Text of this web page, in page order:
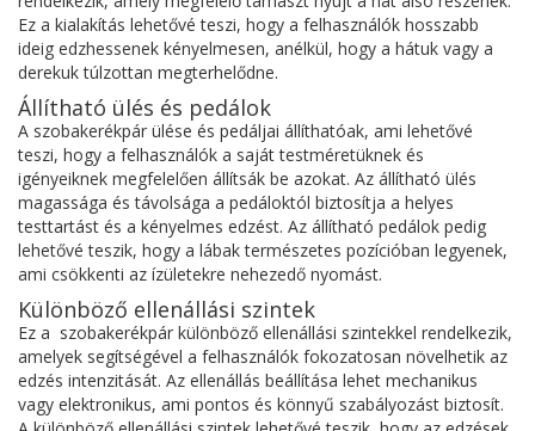
Ez a kialakítás lehetővé teszi, hogy a felhasználók hosszabb
ideig edzhessenek kényelmesen, anélkül, hogy a hátuk vagy a
derekuk túlzottan megterhelődne.
Állítható ülés és pedálok
A szobakerékpár ülése és pedáljai állíthatóak, ami lehetővé
teszi, hogy a felhasználók a saját testméretüknek és
igényeiknek megfelelően állítsák be azokat. Az állítható ülés
magassága és távolsága a pedáloktól biztosítja a helyes
testtartást és a kényelmes edzést. Az állítható pedálok pedig
lehetővé teszik, hogy a lábak természetes pozícióban legyenek,
ami csökkenti az ízületekre nehezedő nyomást.
Különböző ellenállási szintek
Ez a szobakerékpár különböző ellenállási szintekkel rendelkezik,
amelyek segítségével a felhasználók fokozatosan növelhetik az
edzés intenzitását. Az ellenállás beállítása lehet mechanikus
vagy elektronikus, ami pontos és könnyű szabályozást biztosít.